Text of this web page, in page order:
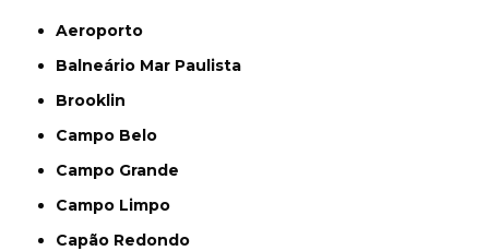
Aeroporto
Balneário Mar Paulista
Brooklin
Campo Belo
Campo Grande
Campo Limpo
Capão Redondo